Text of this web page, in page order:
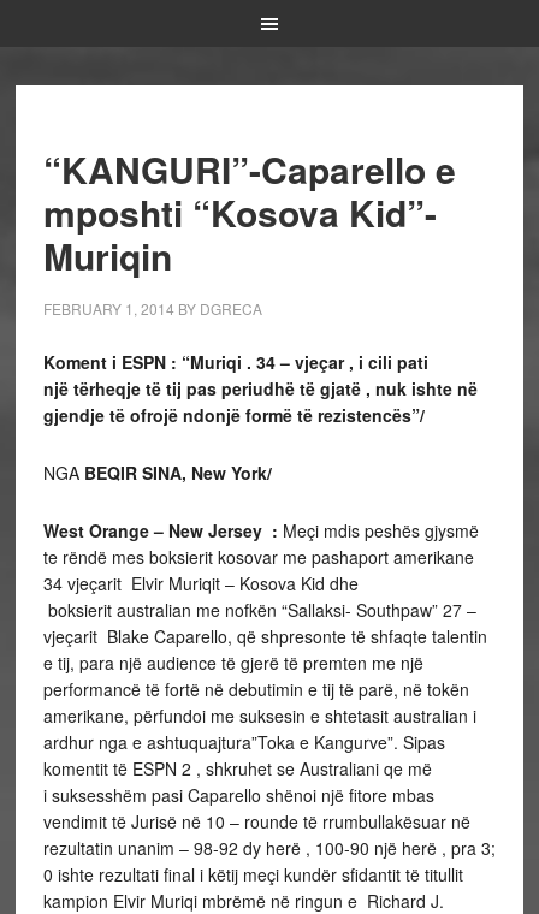
“KANGURI”-Caparello e
mposhti “Kosova Kid”-
Muriqin
FEBRUARY 1, 2014 BY DGRECA
Koment i ESPN : “Muriqi . 34 – vjeçar , i cili pati
një tërheqje të tij pas periudhë të gjatë , nuk ishte në
gjendje të ofrojë ndonjë formë të rezistencës”/
NGA BEQIR SINA, New York/
West Orange – New Jersey : Meçi mdis peshës gjysmë
te rëndë mes boksierit kosovar me pashaport amerikane
34 vjeçarit Elvir Muriqit – Kosova Kid dhe
boksierit australian me nofkën “Sallaksi- Southpaw” 27 –
vjeçarit Blake Caparello, që shpresonte të shfaqte talentin
e tij, para një audience të gjerë të premten me një
performancë të fortë në debutimin e tij të parë, në tokën
amerikane, përfundoi me suksesin e shtetasit australian i
ardhur nga e ashtuquajtura”Toka e Kangurve”. Sipas
komentit të ESPN 2 , shkruhet se Australiani qe më
i suksesshëm pasi Caparello shënoi një fitore mbas
vendimit të Jurisë në 10 – rounde të rrumbullakësuar në
rezultatin unanim – 98-92 dy herë , 100-90 një herë , pra 3;
0 ishte rezultati final i këtij meçi kundër sfidantit të titullit
kampion Elvir Muriqi mbrëmë në ringun e Richard J.